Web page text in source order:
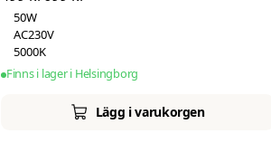
50W
AC230V
5000K
Finns i lager i Helsingborg
Lägg i varukorgen